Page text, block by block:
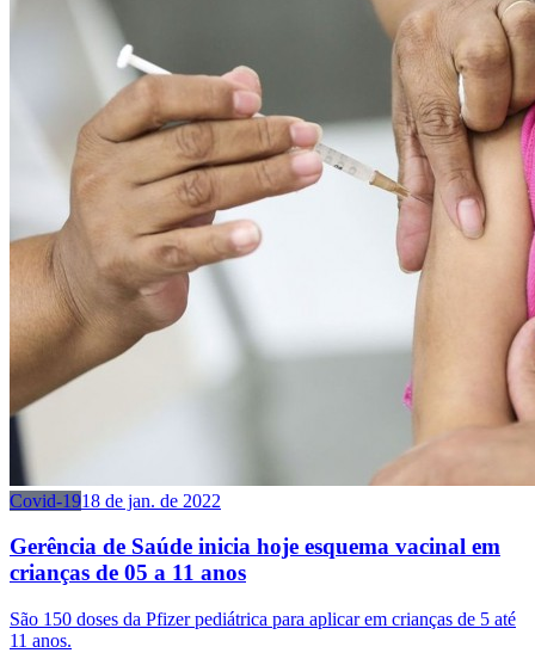
Covid-1918 de jan. de 2022
Gerência de Saúde inicia hoje esquema vacinal em
crianças de 05 a 11 anos
São 150 doses da Pfizer pediátrica para aplicar em crianças de 5 até
11 anos.